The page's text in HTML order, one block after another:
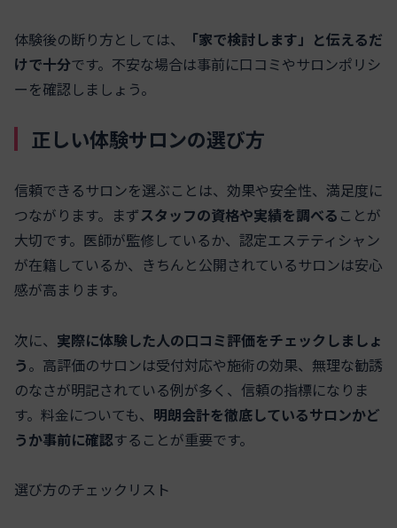
体験後の断り方としては、
「家で検討します」と伝えるだ
けで十分です。不安な場合は事前に口コミやサロンポリシ
ーを確認しましょう。
正しい体験サロンの選び方
信頼できるサロンを選ぶことは、効果や安全性、満足度に
つながります。まずスタッフの資格や実績を調べる ことが
大切です。医師が監修しているか、認定エステティシャン
が在籍しているか、きちんと公開されているサロンは安心
感が高まります。
次に、 実際に体験した人の口コミ評価をチェックしましょ
う。高評価のサロンは受付対応や施術の効果、無理な勧誘
のなさが明記されている例が多く、信頼の指標になりま
す。料金についても、 明朗会計を徹底しているサロンかど
うか事前に確認することが重要です。
選び方のチェックリスト